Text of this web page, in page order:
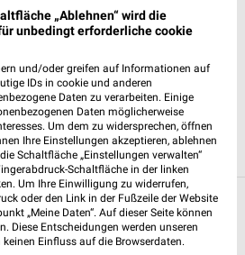
31
- 20:00 Uhr | Geöffnet
Angebote: 2 Prospekte
und Prospekte für
„Ablehnen“ wird die
unbedingt erforderliche cookie
und/oder greifen auf Informationen auf
IDs in cookie und anderen
Daten zu verarbeiten. Einige
Daten möglicherweise
Um dem zu widersprechen, öffnen
Ihre Einstellungen akzeptieren, ablehnen
Schaltfläche „Einstellungen verwalten“
Schaltfläche in der linken
Um Ihre Einwilligung zu widerrufen,
oder den Link in der Fußzeile der Website
„Meine Daten“. Auf dieser Seite können
Diese Entscheidungen werden unseren
Einfluss auf die Browserdaten.